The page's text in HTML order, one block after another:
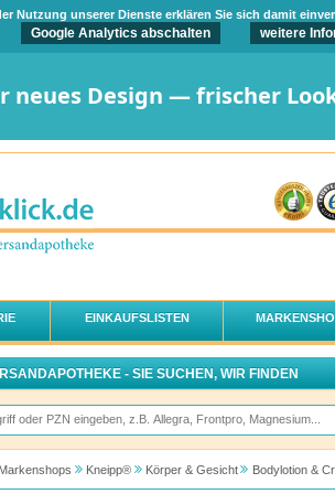
Nutzung unserer Dienste erklären Sie sich damit
Google Analytics abschalten weitere
neues Design — frischer
EINKAUFSLISTEN
- SIE SUCHEN, WIR FINDEN
Kneipp® Körper & Gesicht Bodylotion &